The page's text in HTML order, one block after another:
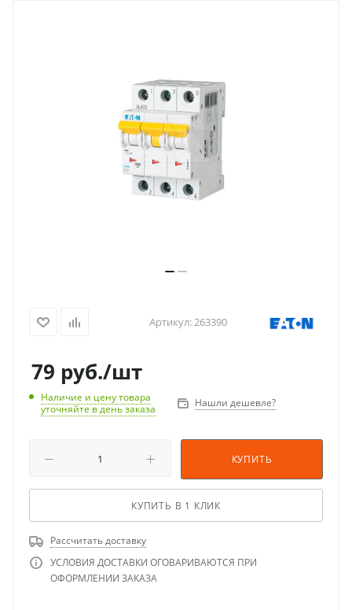
Артикул:263390
79 руб./шт
Наличие и цену товара
уточняйте в день заказа
Нашли дешевле?
КУПИТЬ
КУПИТЬ В 1 КЛИК
Рассчитать доставку
УСЛОВИЯ ДОСТАВКИ ОГОВАРИВАЮТСЯ ПРИ
ОФОРМЛЕНИИ ЗАКАЗА